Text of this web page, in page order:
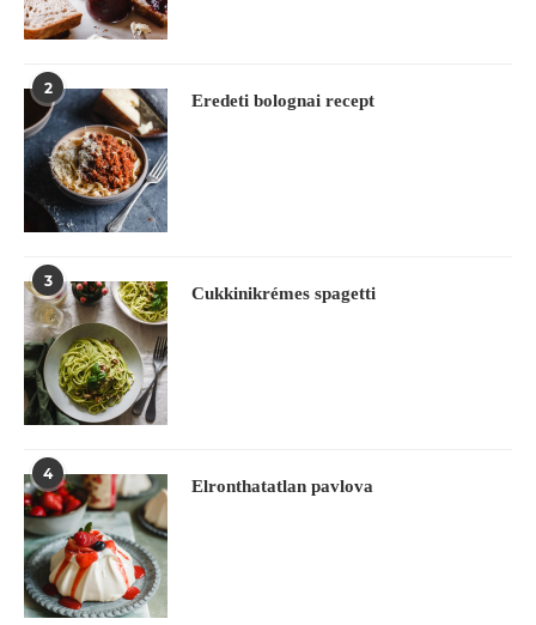
2
Eredeti bolognai recept
3
Cukkinikrémes spagetti
4
Elronthatatlan pavlova